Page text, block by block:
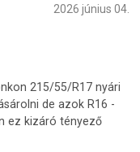
2026 június 04.
215/55/R17 nyári
de azok R16 -
ez kizáró tényező